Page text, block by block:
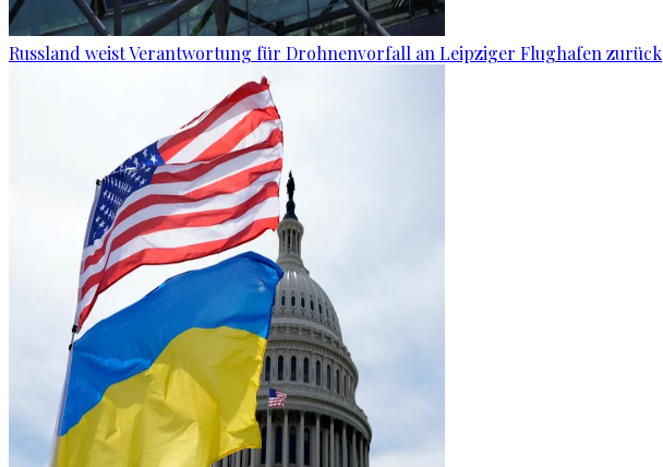
Russland weist Verantwortung für Drohnenvorfall an Leipziger Flughafen zurück